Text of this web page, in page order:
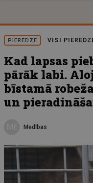
PIEREDZE VISI
Kad lapsas
pārāk labi.
bīstamā
un
Medības